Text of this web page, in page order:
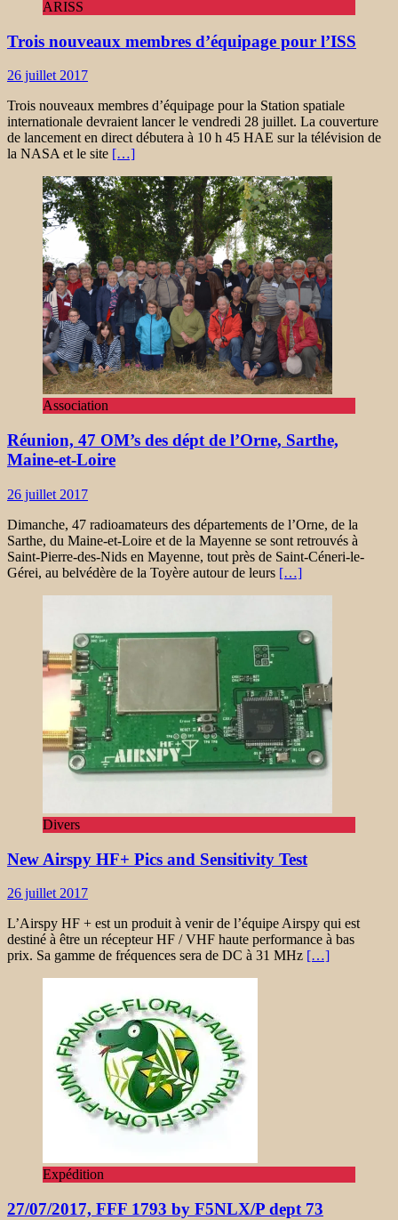
ARISS
Trois nouveaux membres d’équipage pour l’ISS
26 juillet 2017
Trois nouveaux membres d’équipage pour la Station spatiale
internationale devraient lancer le vendredi 28 juillet. La couverture
de lancement en direct débutera à 10 h 45 HAE sur la télévision de
la NASA et le site […]
Association
Réunion, 47 OM’s des dépt de l’Orne, Sarthe,
Maine-et-Loire
26 juillet 2017
Dimanche, 47 radioamateurs des départements de l’Orne, de la
Sarthe, du Maine-et-Loire et de la Mayenne se sont retrouvés à
Saint-Pierre-des-Nids en Mayenne, tout près de Saint-Céneri-le-
Gérei, au belvédère de la Toyère autour de leurs […]
Divers
New Airspy HF+ Pics and Sensitivity Test
26 juillet 2017
L’Airspy HF + est un produit à venir de l’équipe Airspy qui est
destiné à être un récepteur HF / VHF haute performance à bas
prix. Sa gamme de fréquences sera de DC à 31 MHz […]
Expédition
27/07/2017, FFF 1793 by F5NLX/P dept 73